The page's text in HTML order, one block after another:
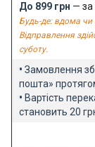
До 899 грн — за
Будь-де: вдома чи
Відправлення
суботу.
• Замовлення
пошта»
• Вартість
становить 20